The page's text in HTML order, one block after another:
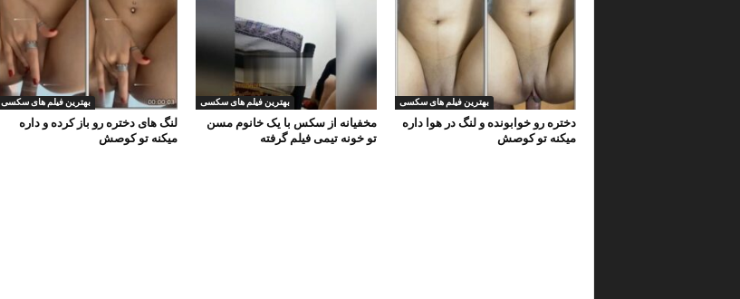
بهترین فیلم های سکسی
لنگ های دختره رو باز کرده و داره
میکنه تو کوصش
بهترین فیلم های سکسی
مخفیانه از سکس با یک خانوم مسن
تو خونه تیمی فیلم گرفته
بهترین فیلم های سکسی
دختره رو خوابونده و لنگ در هوا داره
میکنه تو کوصش